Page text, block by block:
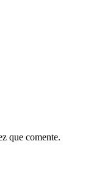
que comente.